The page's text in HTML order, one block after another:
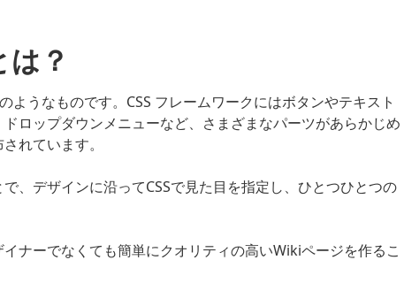
？
うなものです。CSS フレームワークにはボタンやテキスト
ロップダウンメニューなど、さまざまなパーツがあらかじめ
れています。
、デザインに沿ってCSSで見た目を指定し、ひとつひとつの
ナーでなくても簡単にクオリティの高いWikiページを作るこ